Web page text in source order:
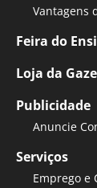
Vantagens
Feira do
Loja da
Publicidade
Anuncie
Serviços
Emprego e